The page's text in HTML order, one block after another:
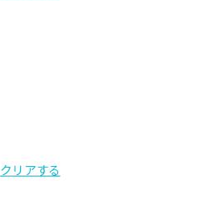
クリアする